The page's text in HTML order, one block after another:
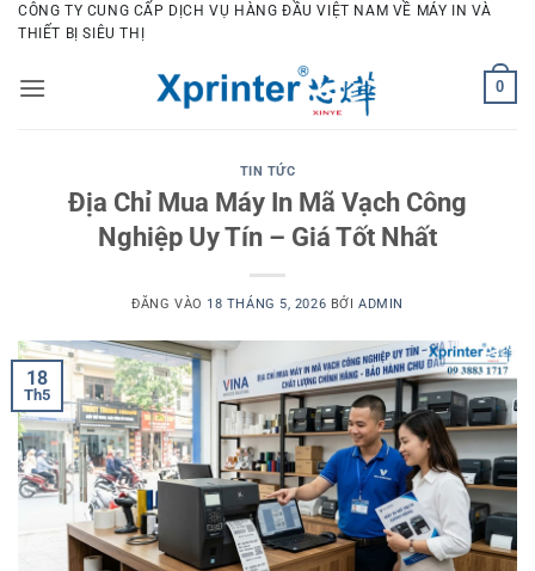
Bỏ
qua
dung
CÔNG TY CUNG CẤP DỊCH VỤ HÀNG ĐẦU VIỆT NAM VỀ MÁY IN VÀ
THIẾT BỊ SIÊU THỊ
0
TIN TỨC
Địa Chỉ Mua Máy In Mã Vạch Công
Nghiệp Uy Tín – Giá Tốt Nhất
ĐĂNG VÀO 18 THÁNG 5, 2026 BỞI ADMIN
18
Th5